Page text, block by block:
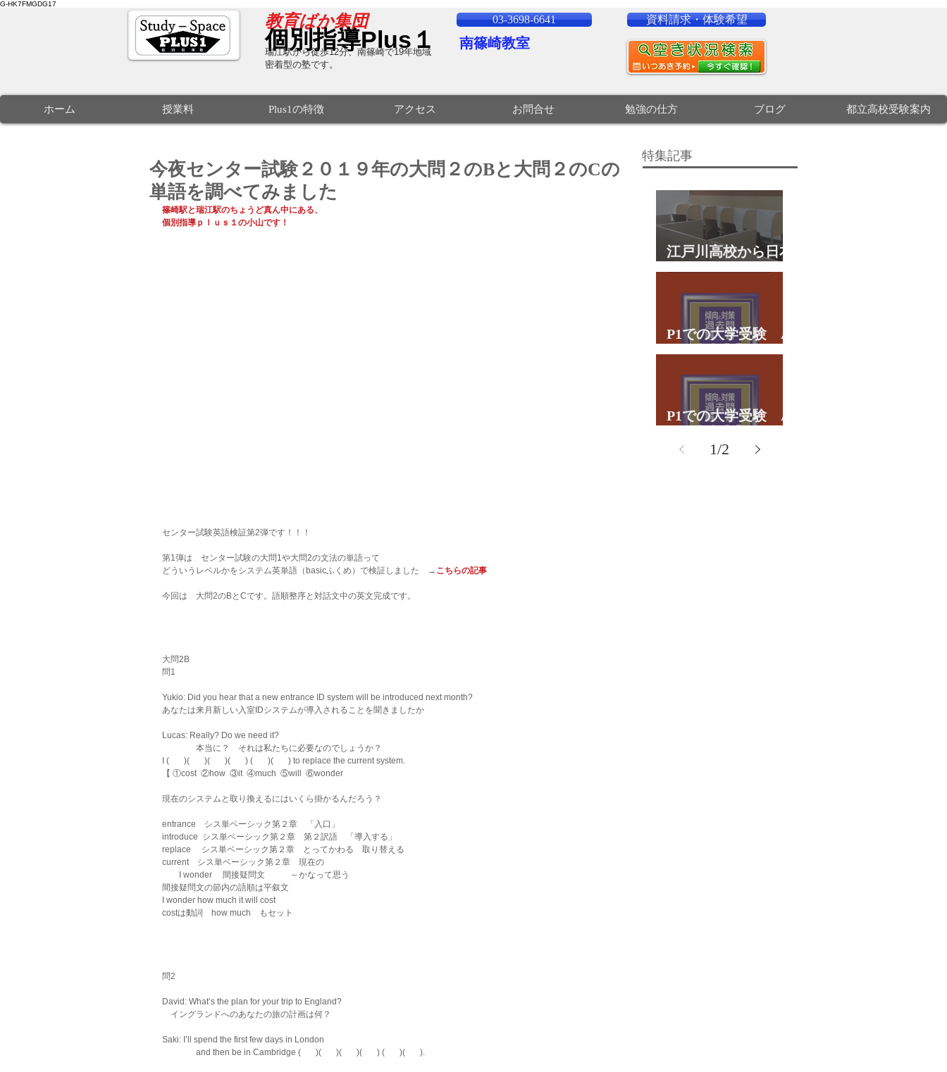
G-HK7FMGDG17
​教育ばか集団
個別指導Plus１ 南篠崎教室
03-3698-6641
瑞江駅から徒歩12分、南篠崎で19年地域
密着型の塾です。
資料請求・体験希望
ホーム 授業料 Plus1の特徴 アクセス お問合せ 勉強の仕方 ブログ 都立高校受験案内
今夜センター試験２０１９年の大問２のBと大問２のCの
単語を調べてみました
篠崎駅と瑞江駅のちょうど真ん中にある、
個別指導ｐｌｕｓ１の小山です！
センター試験英語検証第2弾です！！！
第1弾は　センター試験の大問1や大問2の文法の単語って
どういうレベルかをシステム英単語（basicふくめ）で検証しました　→ こちらの記事
今回は　大問2のBとCです。語順整序と対話文中の英文完成です。
大問2B
問1
Yukio: Did you hear that a new entrance ID system will be introduced next month?
あなたは来月新しい入室IDシステムが導入されることを聞きましたか
Lucas: Really? Do we need it?
本当に？　それは私たちに必要なのでしょうか？
I (       )(       )(       )(       ) (       )(       ) to replace the current system.
【 ①cost  ②how  ③it  ④much  ⑤will  ⑥wonder
現在のシステムと取り換えるにはいくら掛かるんだろう？
entrance    シス単ベーシック第２章　「入口」
introduce  シス単ベーシック第２章　第２訳語　「導入する」
replace 　シス単ベーシック第２章　とってかわる　取り替える
current　シス単ベーシック第２章　現在の
I wonder 　間接疑問文　　　～かなって思う
間接疑問文の節内の語順は平叙文
I wonder how much it will cost
costは動詞　how much　もセット
問2
David: What’s the plan for your trip to England?
イングランドへのあなたの旅の計画は何？
Saki: I’ll spend the first few days in London
and then be in Cambridge (       )(       )(       )(       ) (       )(       ).
特集記事
江戸川高校から日本
大学文理学部に合
格 合格体験談
P1での大学受験 A
君の体験談パート２
P1での大学受験 A
1/2